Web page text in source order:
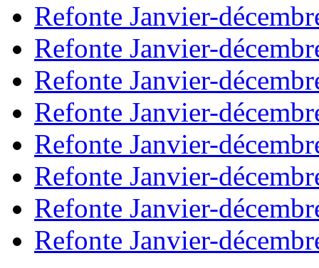
Refonte Janvier-
Refonte Janvier-
Refonte Janvier-
Refonte Janvier-
Refonte Janvier-
Refonte Janvier-
Refonte Janvier-
Refonte Janvier-